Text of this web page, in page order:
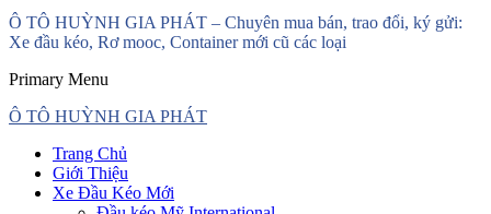
Ô TÔ HUỲNH GIA PHÁT – Chuyên mua bán, trao đổi, ký gửi:
Xe đầu kéo, Rơ mooc, Container mới cũ các loại
Primary Menu
Ô TÔ HUỲNH GIA PHÁT
Trang Chủ
Giới Thiệu
Xe Đầu Kéo Mới